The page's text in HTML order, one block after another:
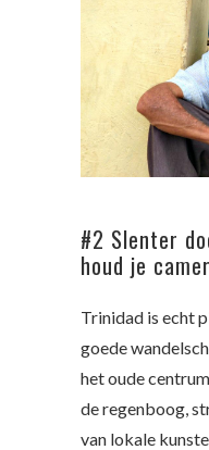
#2 Slenter
houd je
Trinidad is echt
goede
het oude
de regenboog,
van lokale